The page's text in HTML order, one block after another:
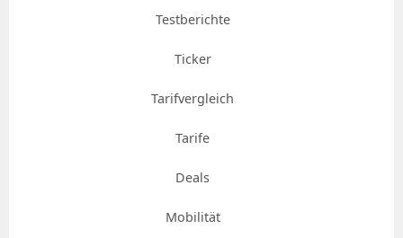
Testberichte
Ticker
Tarifvergleich
Tarife
Deals
Mobilität